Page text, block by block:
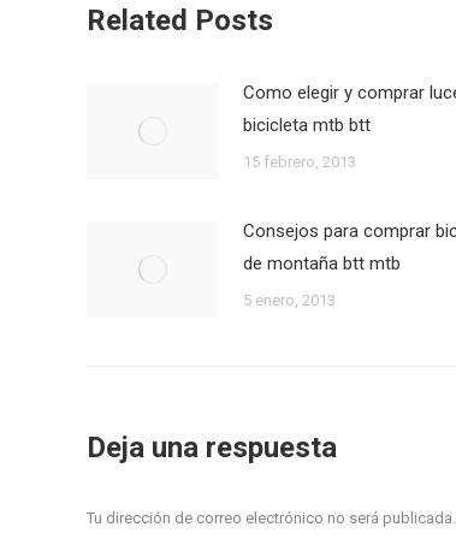
Related Posts
Como elegir y comprar
bicicleta mtb btt
15 febrero, 2013
Consejos para comprar
de montaña btt mtb
5 enero, 2013
Deja una respuesta
Tu dirección de correo electrónico no será